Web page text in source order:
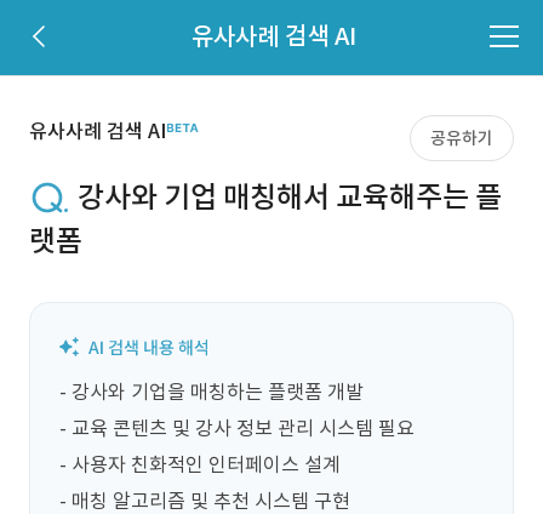
유사사례 검색 AI
유사사례 검색 AI 공유하기
강사와 기업 매칭해서 교육해주는 플
랫폼
- 강사와 기업을 매칭하는 플랫폼 개발
- 교육 콘텐츠 및 강사 정보 관리 시스템 필요
- 사용자 친화적인 인터페이스 설계
- 매칭 알고리즘 및 추천 시스템 구현